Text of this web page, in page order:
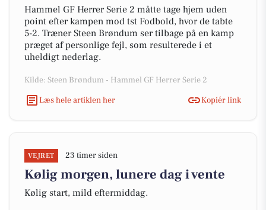
Hammel GF Herrer Serie 2 måtte tage hjem uden
point efter kampen mod tst Fodbold, hvor de tabte
5-2. Træner Steen Brøndum ser tilbage på en kamp
præget af personlige fejl, som resulterede i et
uheldigt nederlag.
Kilde: Steen Brøndum - Hammel GF Herrer Serie 2
Læs hele artiklen her
Kopiér link
VEJRET 23 timer siden
Kølig morgen, lunere dag i vente
Kølig start, mild eftermiddag.